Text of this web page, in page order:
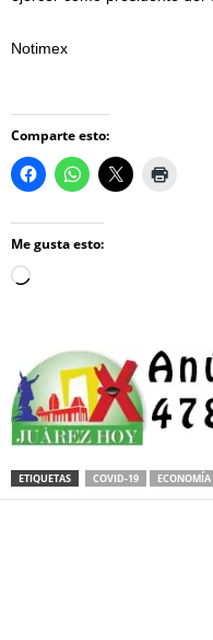
Notimex
Comparte esto:
Me gusta esto:
Loading…
ETIQUETAS COVID-19 ECONOMÍA